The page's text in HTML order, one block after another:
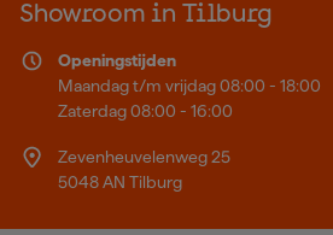
Showroom in Tilburg
Openingstijden
Maandag t/m vrijdag 08:00 - 18:00
Zaterdag 08:00 - 16:00
Zevenheuvelenweg 25
5048 AN Tilburg